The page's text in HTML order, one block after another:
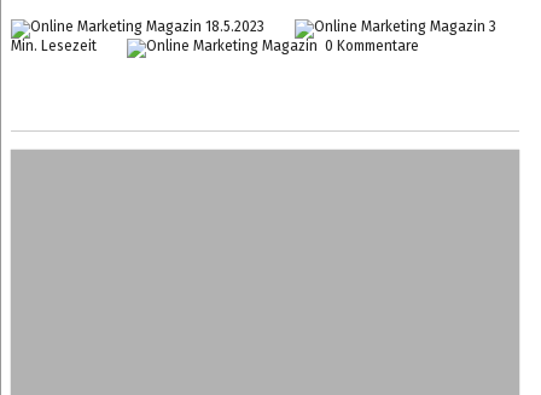
18.5.2023
3
Min. Lesezeit
0 Kommentare